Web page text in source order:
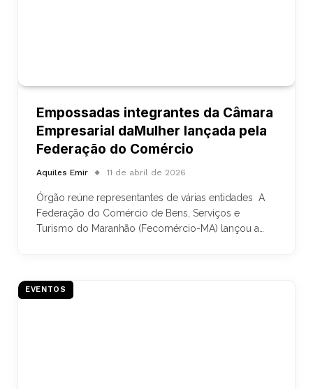
Empossadas integrantes da Câmara
Empresarial daMulher lançada pela
Federação do Comércio
Aquiles Emir 11 de abril de 2026
Órgão reúne representantes de várias entidades A
Federação do Comércio de Bens, Serviços e
Turismo do Maranhão (Fecomércio-MA) lançou a…
EVENTOS